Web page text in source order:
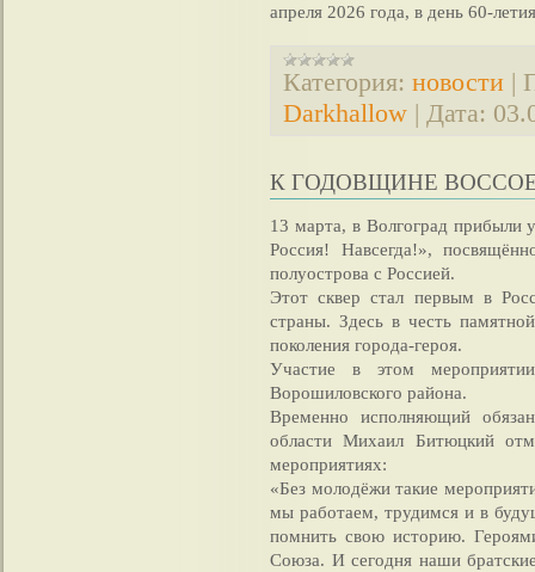
апреля 2026 года, в день 60-
Категория: новости |
Darkhallow | Дата:
К ГОДОВЩИНЕ
13 марта, в Волгоград прибыли
Россия! Навсегда!»,
полуострова с Россией.
Этот сквер стал первым в
страны. Здесь в честь
поколения города-героя.
Участие в этом
Ворошиловского района.
Временно исполняющий
области Михаил Битюцкий
мероприятиях:
«Без молодёжи такие
мы работаем, трудимся и в
помнить свою историю.
Союза. И сегодня наши